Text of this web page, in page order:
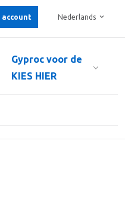
Nederlands
account
Gyproc voor de
KIES HIER